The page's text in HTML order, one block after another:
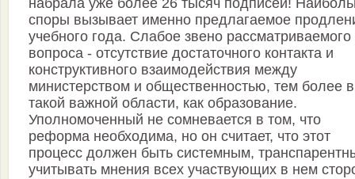
набрала уже более 26 тысяч подписей!
споры вызывает именно предлагаемое
учебного года. Слабое звено рассматриваемого
вопроса - отсутствие достаточного контакта и
конструктивного взаимодействия между
министерством и общественностью, тем более в
такой важной области, как образование.
Уполномоченный не сомневается в том, что
реформа необходима, но он считает, что этот
процесс должен быть системным,
учитывать мнения всех участвующих в нем